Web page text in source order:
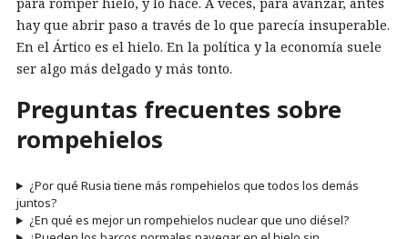
hay que abrir paso a través de lo que parecía insuperable.
En el Ártico es el hielo. En la política y la economía suele
ser algo más delgado y más tonto.
Preguntas frecuentes sobre
rompehielos
¿Por qué Rusia tiene más rompehielos que todos los demás
juntos?
¿En qué es mejor un rompehielos nuclear que uno diésel?